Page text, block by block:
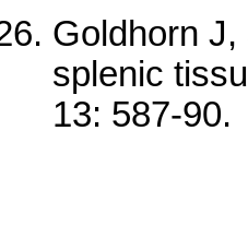
Goldhorn
splenic
13: 587-90.